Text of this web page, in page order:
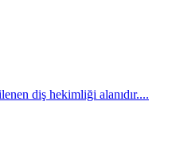
diş hekimliği alanıdır....